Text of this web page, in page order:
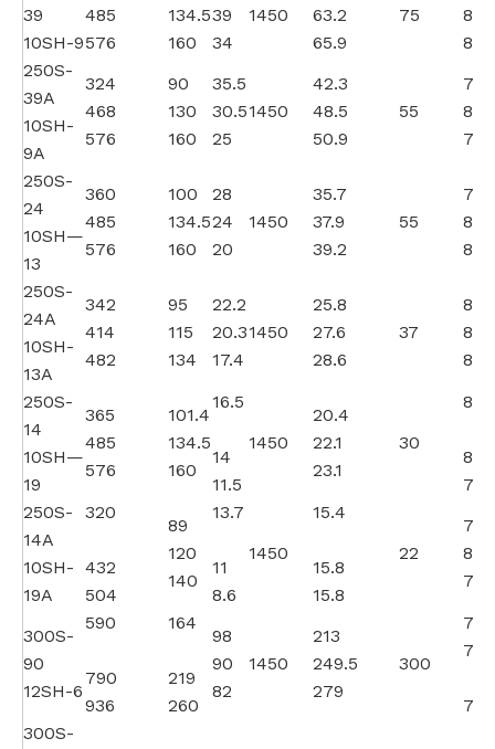
39
10SH-9
485
576
134.5
160
39
34
1450
63.2
65.9
75
81.4
81
250S-
39A
10SH-
9A
324
468
576
90
130
160
35.5
30.5
25
1450
42.3
48.5
50.9
55
75
80
79
250S-
24
10SH—
13
360
485
576
100
134.5
160
28
24
20
1450
35.7
37.9
39.2
55
78
80
250S-
24A
10SH-
13A
342
414
482
95
115
134
22.2
20.3
17.4
1450
25.8
27.6
28.6
37
80
83
80
250S-
14
10SH—
19
365
485
576
101.4
134.5
160
16.5
14
11.5
1450
20.4
22.1
23.1
30
78
250S-
14A
10SH-
19A
320
432
504
89
120
140
13.7
11
8.6
1450
15.4
15.8
15.8
22
78
82
75
300S-
90
12SH-6
590
790
936
164
219
260
98
90
82
1450
213
249.5
279
300
74
75
300S-